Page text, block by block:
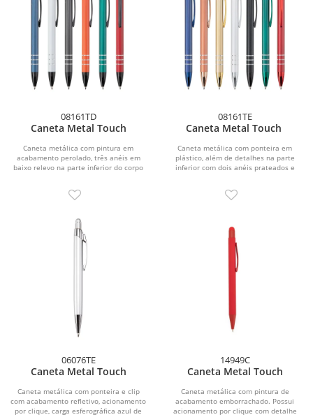
08161TD
Caneta Metal Touch
Caneta metálica com pintura em
acabamento perolado, três anéis em
baixo relevo na parte inferior do corpo
08161TE
Caneta Metal Touch
Caneta metálica com ponteira em
plástico, além de detalhes na parte
inferior com dois anéis prateados e
06076TE
Caneta Metal Touch
Caneta metálica com ponteira e clip
com acabamento refletivo, acionamento
por clique, carga esferográfica azul de
14949C
Caneta Metal Touch
Caneta metálica com pintura de
acabamento emborrachado. Possui
acionamento por clique com detalhe